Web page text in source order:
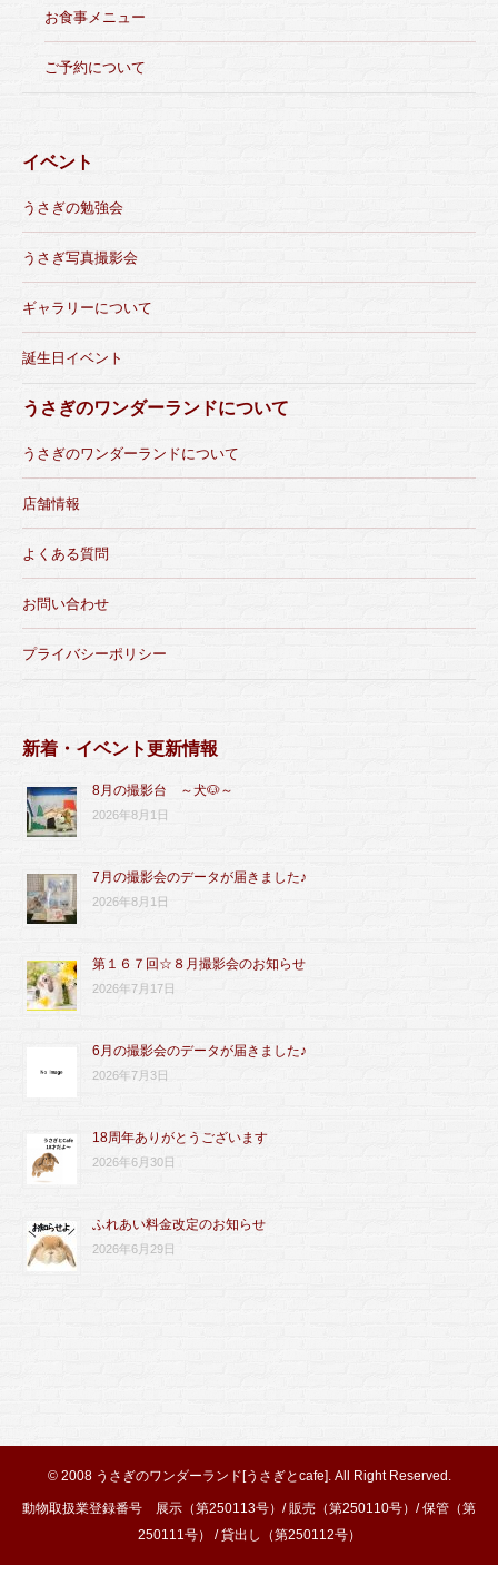
お食事メニュー
ご予約について
イベント
うさぎの勉強会
うさぎ写真撮影会
ギャラリーについて
誕生日イベント
うさぎのワンダーランドについて
うさぎのワンダーランドについて
店舗情報
よくある質問
お問い合わせ
プライバシーポリシー
新着・イベント更新情報
8月の撮影台 ～犬🐶～
2026年8月1日
7月の撮影会のデータが届きました♪
2026年8月1日
第１６７回☆８月撮影会のお知らせ
2026年7月17日
6月の撮影会のデータが届きました♪
2026年7月3日
18周年ありがとうございます
2026年6月30日
ふれあい料金改定のお知らせ
2026年6月29日
© 2008 うさぎのワンダーランド[うさぎとcafe]. All Right Reserved.
動物取扱業登録番号 展示（第250113号）/ 販売（第250110号）/ 保管（第
250111号） / 貸出し（第250112号）